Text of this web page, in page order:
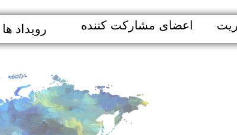
رویداد ها اعضای مشارکت کننده